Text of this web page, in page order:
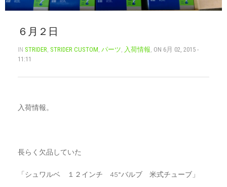
お買い物ガイド
CART
マイアカウント（初回登録はこちら）
６月２日
IN STRIDER STRIDER CUSTOM パーツ 入荷情報 ON 6月 02, 2015 -
11:11
入荷情報。
長らく欠品していた
「シュワルベ １２インチ 45°バルブ 米式チューブ」